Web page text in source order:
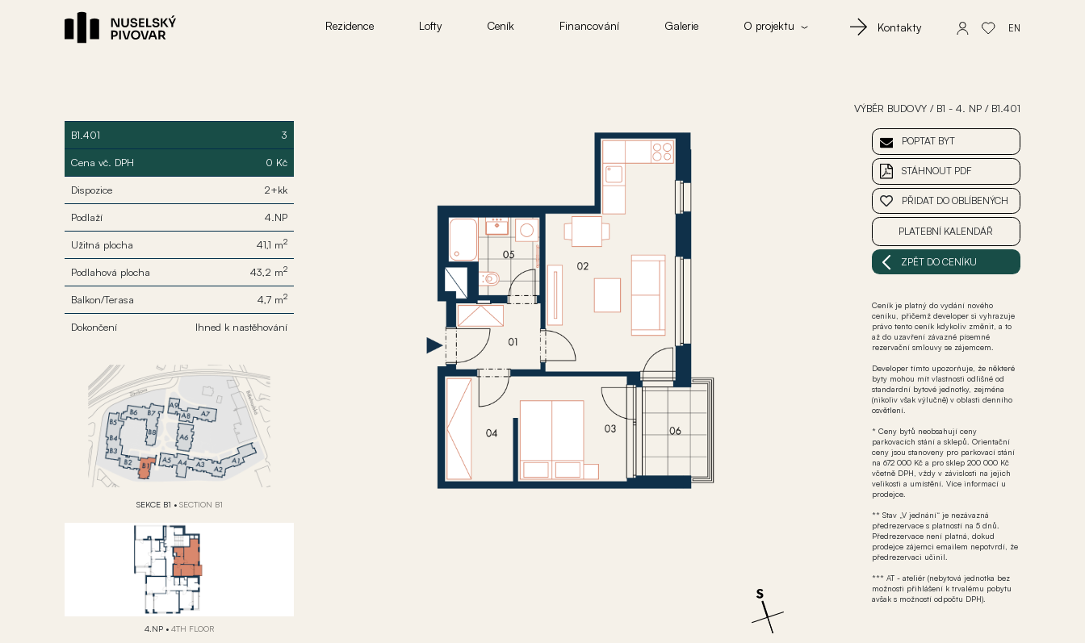
Rezidence Lofty Ceník Financování Galerie O projektu Kontakty EN
B1.401 3
Cena vč. DPH 0 Kč
Dispozice 2+kk
Podlaží 4.NP
Užitná plocha 41,1 m2
Podlahová plocha 43,2 m2
Balkon/Terasa 4,7 m2
Dokončení Ihned k nastěhování
SEKCE B1 • SECTION B1
4.NP • 4TH FLOOR
VÝBĚR BUDOVY / B1 - 4. NP / B1.401
POPTAT BYT
STÁHNOUT PDF
PŘIDAT DO OBLÍBENÝCH
PLATEBNÍ KALENDÁŘ
ZPĚT DO CENÍKU
Ceník je platný do vydání nového
ceníku, přičemž developer si vyhrazuje
právo tento ceník kdykoliv změnit, a to
až do uzavření závazné písemné
rezervační smlouvy se zájemcem.
Developer tímto upozorňuje, že některé
byty mohou mít vlastnosti odlišné od
standardní bytové jednotky, zejména
(nikoliv však výlučně) v oblasti denního
osvětlení.
* Ceny bytů neobsahují ceny
parkovacích stání a sklepů. Orientační
ceny jsou stanoveny pro parkovací stání
na 672 000 Kč a pro sklep 200 000 Kč
včetně DPH, vždy v závislosti na jejich
velikosti a umístění. Více informací u
prodejce.
** Stav „V jednání“ je nezávazná
předrezervace s platností na 5 dnů.
Předrezervace není platná, dokud
prodejce zájemci emailem nepotvrdí, že
předrezervaci učinil.
*** AT - ateliér (nebytová jednotka bez
možnosti přihlášení k trvalému pobytu
avšak s možností odpočtu DPH).